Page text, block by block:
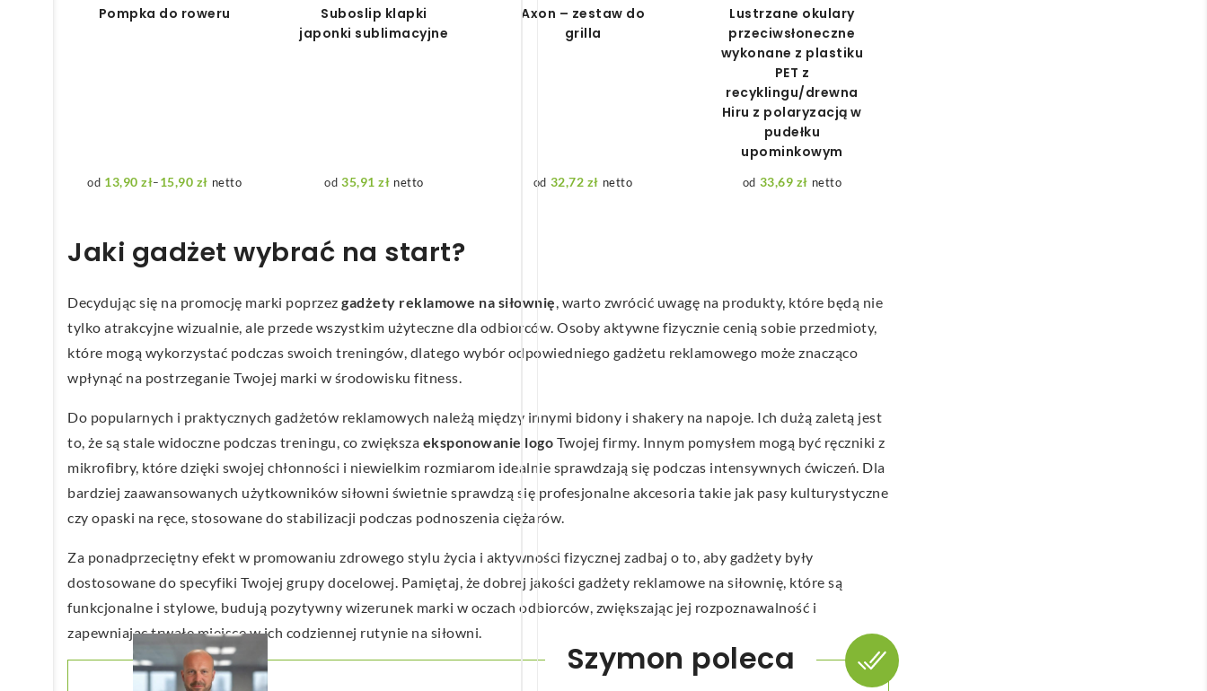
Pompka do roweru
13,90zł– 15,90 zł
do
netto
Suboslip klapki
japonki sublimacyjne
35,91zł netto
Axon – zestaw do
grilla
32,72 zł netto
Lustrzane okulary
przeciwsłoneczne
wykonane z plastiku
PET z
recyklingu/drewna
Hiru z polaryzacją w
pudełku
upominkowym
33,69 zł netto
Jaki gadżet wybrać na start?
Decydując się na promocję marki poprzez gadżety reklamowe na siłownię, warto zwrócić uwagę na produkty, które będą nie
tylko atrakcyjne wizualnie, ale przede wszystkim użyteczne dla odbiorców. Osoby aktywne fizycznie cenią sobie przedmioty,
które mogą wykorzystać podczas swoich treningów, dlatego wybór odpowiedniego gadżetu reklamowego może znacząco
wpłynąć na postrzeganie Twojej marki w środowisku fitness.
Do popularnych i praktycznych gadżetów reklamowych należą między innymi bidony i shakery na napoje. Ich dużą zaletą jest
to, że są stale widoczne podczas treningu, co zwiększa eksponowanie logo Twojej firmy. Innym pomysłem mogą być ręczniki z
mikrofibry, które dzięki swojej chłonności i niewielkim rozmiarom idealnie sprawdzają się podczas intensywnych ćwiczeń. Dla
bardziej zaawansowanych użytkowników siłowni świetnie sprawdzą się profesjonalne akcesoria takie jak pasy kulturystyczne
czy opaski na ręce, stosowane do stabilizacji podczas podnoszenia ciężarów.
Za ponadprzeciętny efekt w promowaniu zdrowego stylu życia i aktywności fizycznej zadbaj o to, aby gadżety były
dostosowane do specyfiki Twojej grupy docelowej. Pamiętaj, że dobrej jakości gadżety reklamowe na siłownię, które są
funkcjonalne i stylowe, budują pozytywny wizerunek marki w oczach odbiorców, zwiększając jej rozpoznawalność i
zapewniając trwałe miejsce w ich codziennej rutynie na siłowni.
Szymon poleca